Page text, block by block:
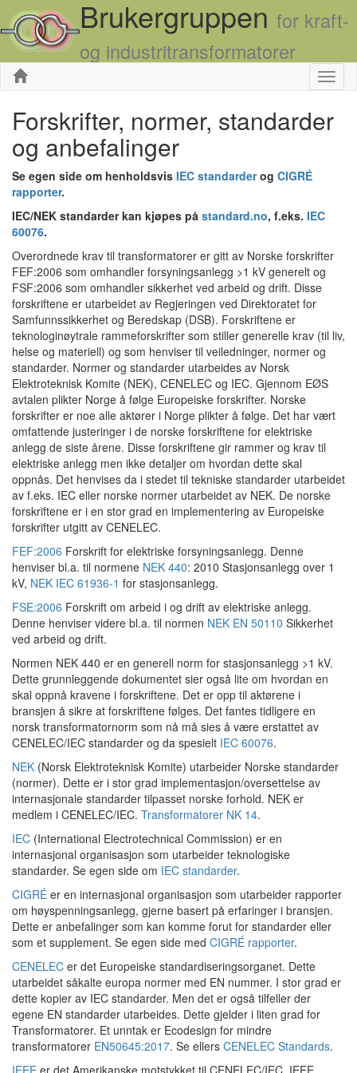
Brukergruppen for kraft-
og industritransformatorer
Skjul
Forskrifter, normer, standarder
og anbefalinger
Se egen side om henholdsvis IEC standarderog CIGRÉ
rapporter.
IEC/NEK standarder kan kjøpes på standard.no, f.eks. IEC
60076.
Overordnede krav til transformatorer er gitt av Norske forskrifter
FEF:2006 som omhandler forsyningsanlegg >1 kV generelt og
FSF:2006 som omhandler sikkerhet ved arbeid og drift. Disse
forskriftene er utarbeidet av Regjeringen ved Direktoratet for
Samfunnssikkerhet og Beredskap (DSB). Forskriftene er
teknologinøytrale rammeforskrifter som stiller generelle krav (til liv,
helse og materiell) og som henviser til veiledninger, normer og
standarder. Normer og standarder utarbeides av Norsk
Elektroteknisk Komite (NEK), CENELEC og IEC. Gjennom EØS
avtalen plikter Norge å følge Europeiske forskrifter. Norske
forskrifter er noe alle aktører i Norge plikter å følge. Det har vært
omfattende justeringer i de norske forskriftene for elektriske
anlegg de siste årene. Disse forskriftene gir rammer og krav til
elektriske anlegg men ikke detaljer om hvordan dette skal
oppnås. Det henvises da i stedet til tekniske standarder utarbeidet
av f.eks. IEC eller norske normer utarbeidet av NEK. De norske
forskriftene er i en stor grad en implementering av Europeiske
forskrifter utgitt av CENELEC.
FEF:2006 Forskrift for elektriske forsyningsanlegg. Denne
henviser bl.a. til normene NEK 440: 2010 Stasjonsanlegg over 1
kV, NEK IEC 61936-1 for stasjonsanlegg.
FSE:2006 Forskrift om arbeid i og drift av elektriske anlegg.
Denne henviser videre bl.a. til normen NEK EN 50110 Sikkerhet
ved arbeid og drift.
Normen NEK 440 er en generell norm for stasjonsanlegg >1 kV.
Dette grunnleggende dokumentet sier også lite om hvordan en
skal oppnå kravene i forskriftene. Det er opp til aktørene i
bransjen å sikre at forskriftene følges. Det fantes tidligere en
norsk transformatornorm som nå må sies å være erstattet av
CENELEC/IEC standarder og da spesielt IEC 60076.
NEK (Norsk Elektroteknisk Komite) utarbeider Norske standarder
(normer). Dette er i stor grad implementasjon/oversettelse av
internasjonale standarder tilpasset norske forhold. NEK er
medlem i CENELEC/IEC. Transformatorer NK 14.
IEC (International Electrotechnical Commission) er en
internasjonal organisasjon som utarbeider teknologiske
standarder. Se egen side om IEC standarder.
CIGRÉ er en internasjonal organisasjon som utarbeider rapporter
om høyspenningsanlegg, gjerne basert på erfaringer i bransjen.
Dette er anbefalinger som kan komme forut for standarder eller
som et supplement. Se egen side med CIGRÉ rapporter.
CENELEC er det Europeiske standardiseringsorganet. Dette
utarbeidet såkalte europa normer med EN nummer. I stor grad er
dette kopier av IEC standarder. Men det er også tilfeller der
egene EN standarder utarbeides. Dette gjelder i liten grad for
Transformatorer. Et unntak er Ecodesign for mindre
transformatorer EN50645:2017. Se ellers CENELEC Standards.
IEEE er det Amerikanske motstykket til CENELEC/IEC. IEEE